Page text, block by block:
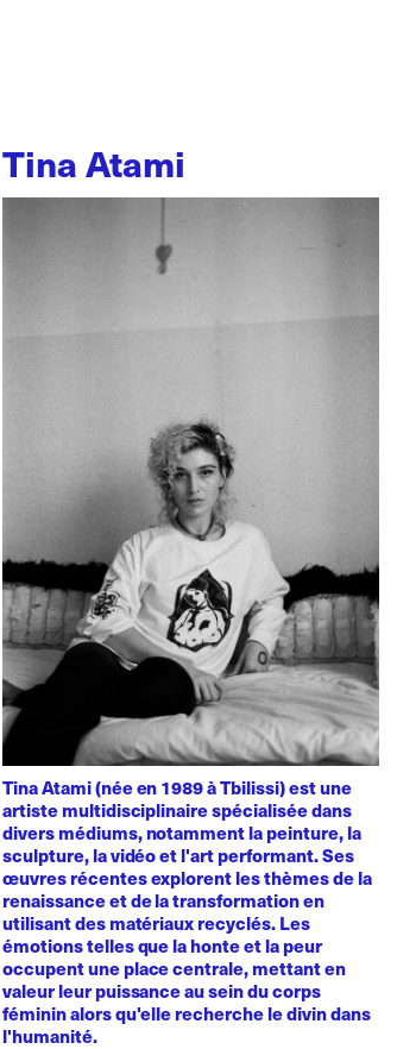
Tina Atami
Tina Atami (née en 1989 à Tbilissi) est une
artiste multidisciplinaire spécialisée dans
divers médiums, notamment la peinture, la
sculpture, la vidéo et l'art performant. Ses
œuvres récentes explorent les thèmes de la
renaissance et de la transformation en
utilisant des matériaux recyclés. Les
émotions telles que la honte et la peur
occupent une place centrale, mettant en
valeur leur puissance au sein du corps
féminin alors qu'elle recherche le divin dans
l'humanité.